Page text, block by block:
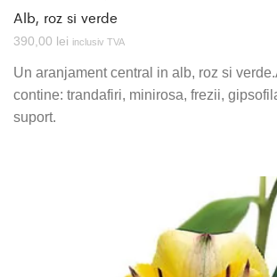
Alb, roz si verde
390,00 lei inclusiv TVA
Un aranjament central in alb, roz si
contine: trandafiri, minirosa, frezii,
suport.